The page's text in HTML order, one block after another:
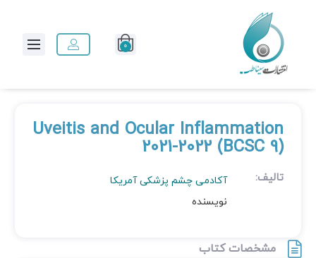
0
Uveitis and Ocular Inflammation
2021-2022 (BCSC 9)
تالیف:
آکادمی چشم پزشکی آمریکا
نویسنده
مشخصات کتاب